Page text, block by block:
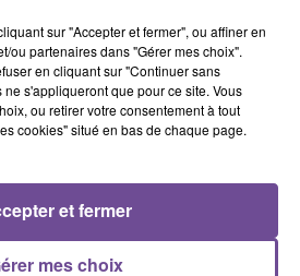
Emploi : 147FZWM
ACTUS
sur "Accepter et fermer", ou affiner en
ou partenaires dans "Gérer mes choix".
en cliquant sur "Continuer sans
ne s'appliqueront que pour ce site. Vous
ou retirer votre consentement à tout
cookies" situé en bas de chaque page.
mes choix
et fermer